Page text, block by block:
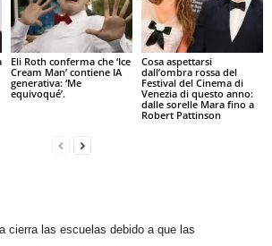
Eli Roth conferma che ‘Ice
Cream Man’ contiene IA
generativa: ‘Me
equivoqué’.
Cosa aspettarsi
dall’ombra rossa del
Festival del Cinema di
Venezia di questo anno:
dalle sorelle Mara fino a
Robert Pattinson
cierra las escuelas debido a que las